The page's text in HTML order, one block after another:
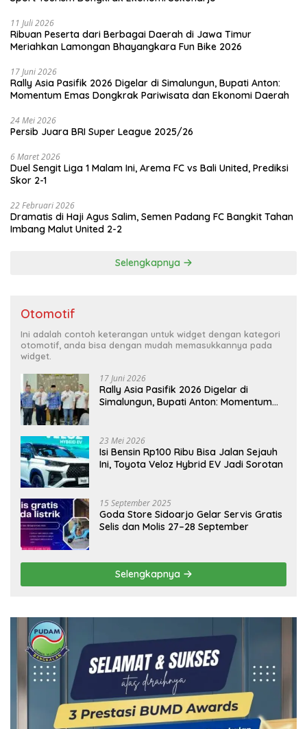
11 Juli 2026
Ribuan Peserta dari Berbagai Daerah di Jawa Timur
Meriahkan Lamongan Bhayangkara Fun Bike 2026
17 Juni 2026
Rally Asia Pasifik 2026 Digelar di Simalungun, Bupati Anton:
Momentum Emas Dongkrak Pariwisata dan Ekonomi Daerah
24 Mei 2026
Persib Juara BRI Super League 2025/26
6 Maret 2026
Duel Sengit Liga 1 Malam Ini, Arema FC vs Bali United, Prediksi
Skor 2-1
22 Februari 2026
Dramatis di Haji Agus Salim, Semen Padang FC Bangkit Tahan
Imbang Malut United 2-2
Selengkapnya
Otomotif
Ini adalah contoh keterangan untuk widget dengan kategori
otomotif, anda bisa dengan mudah memasukkannya pada
widget.
17 Juni 2026
Rally Asia Pasifik 2026 Digelar di
Simalungun, Bupati Anton: Momentum
23 Mei 2026
Isi Bensin Rp100 Ribu Bisa Jalan Sejauh
Ini, Toyota Veloz Hybrid EV Jadi Sorotan
15 September 2025
Goda Store Sidoarjo Gelar Servis Gratis
Selis dan Molis 27–28 September
Selengkapnya